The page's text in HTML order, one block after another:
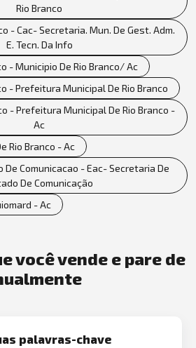
Rio Branco
- Cac- Secretaria. Mun. De Gest. Adm.
E. Tecn. Da Info
- Municipio De Rio Branco/ Ac
- Prefeitura Municipal De Rio Branco
- Prefeitura Municipal De Rio Branco -
Ac
Rio Branco - Ac
Comunicacao - Eac- Secretaria De
De Comunicação
- Ac
você vende e pare de
palavras-chave